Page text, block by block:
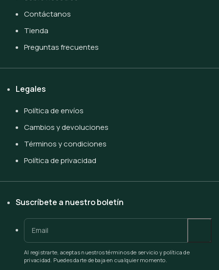
Contáctanos
Tienda
Preguntas frecuentes
Legales
Política de envíos
Cambios y devoluciones
Términos y condiciones
Política de privacidad
Suscríbete a nuestro boletín
Al registrarte, aceptas nuestros términos de servicio y política de
privacidad. Puedes darte de baja en cualquier momento.